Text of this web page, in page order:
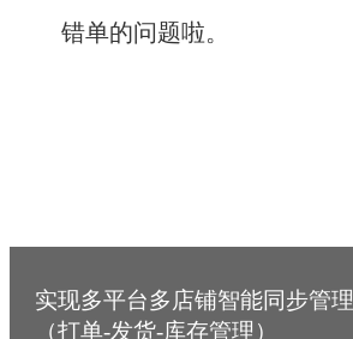
实现多平台多店铺智能同步管理
（打单-发货-库存管理）
错单的问题啦。